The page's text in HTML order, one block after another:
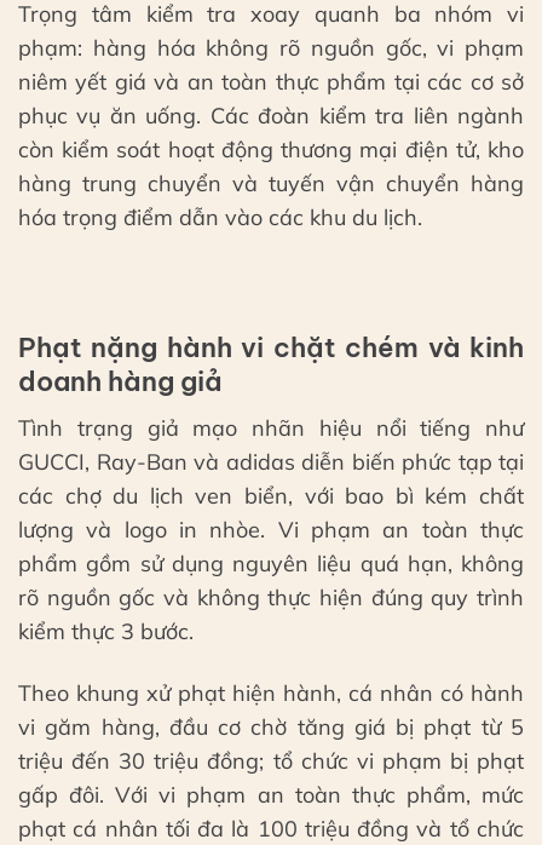
Trọng tâm kiểm tra xoay quanh ba nhóm vi
phạm: hàng hóa không rõ nguồn gốc, vi phạm
niêm yết giá và an toàn thực phẩm tại các cơ sở
phục vụ ăn uống. Các đoàn kiểm tra liên ngành
còn kiểm soát hoạt động thương mại điện tử, kho
hàng trung chuyển và tuyến vận chuyển hàng
hóa trọng điểm dẫn vào các khu du lịch.
Phạt nặng hành vi chặt chém và kinh
doanh hàng giả
Tình trạng giả mạo nhãn hiệu nổi tiếng như
GUCCI, Ray-Ban và adidas diễn biến phức tạp tại
các chợ du lịch ven biển, với bao bì kém chất
lượng và logo in nhòe. Vi phạm an toàn thực
phẩm gồm sử dụng nguyên liệu quá hạn, không
rõ nguồn gốc và không thực hiện đúng quy trình
kiểm thực 3 bước.
Theo khung xử phạt hiện hành, cá nhân có hành
vi găm hàng, đầu cơ chờ tăng giá bị phạt từ 5
triệu đến 30 triệu đồng; tổ chức vi phạm bị phạt
gấp đôi. Với vi phạm an toàn thực phẩm, mức
phạt cá nhân tối đa là 100 triệu đồng và tổ chức